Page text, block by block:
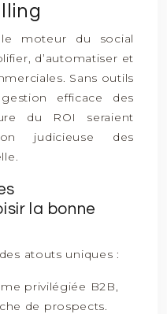
moteur du social
d’automatiser et
Sans outils
efficace des
du ROI seraient
judicieuse des
la bonne
atouts uniques :
privilégiée B2B,
de prospects.